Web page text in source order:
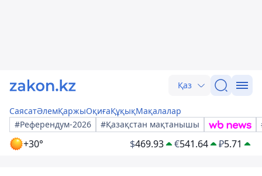
Қаз
СаясатӘлемҚаржыОқиғаҚұқықМақалалар
#Референдум-2026
#Қазақстан мақтанышы
+30° $469.93 €541.64 ₽5.71